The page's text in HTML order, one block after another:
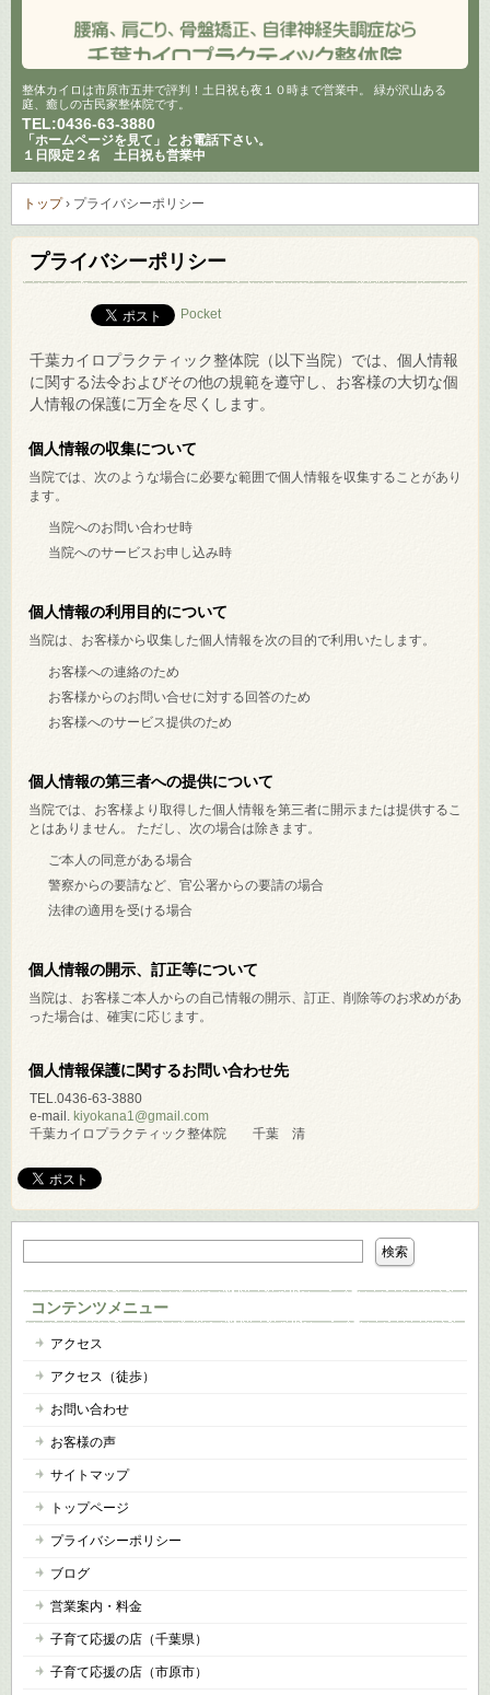
整体カイロは市原市五井で評判！土日祝も夜１０時まで営業中。 緑が沢山ある
庭、癒しの古民家整体院です。
TEL:0436-63-3880
「ホームページを見て」とお電話下さい。
１日限定２名 土日祝も営業中
トップ› プライバシーポリシー
プライバシーポリシー
Pocket
千葉カイロプラクティック整体院（以下当院）では、個人情報
に関する法令およびその他の規範を遵守し、お客様の大切な個
人情報の保護に万全を尽くします。
個人情報の収集について
当院では、次のような場合に必要な範囲で個人情報を収集することがあり
ます。
当院へのお問い合わせ時
当院へのサービスお申し込み時
個人情報の利用目的について
当院は、お客様から収集した個人情報を次の目的で利用いたします。
お客様への連絡のため
お客様からのお問い合せに対する回答のため
お客様へのサービス提供のため
個人情報の第三者への提供について
当院では、お客様より取得した個人情報を第三者に開示または提供するこ
とはありません。 ただし、次の場合は除きます。
ご本人の同意がある場合
警察からの要請など、官公署からの要請の場合
法律の適用を受ける場合
個人情報の開示、訂正等について
当院は、お客様ご本人からの自己情報の開示、訂正、削除等のお求めがあ
った場合は、確実に応じます。
個人情報保護に関するお問い合わせ先
TEL.0436-63-3880
e-mail.kiyokana1@gmail.com
千葉カイロプラクティック整体院 千葉 清
コンテンツメニュー
アクセス
アクセス（徒歩）
お問い合わせ
お客様の声
サイトマップ
トップページ
プライバシーポリシー
ブログ
営業案内・料金
子育て応援の店（千葉県）
子育て応援の店（市原市）